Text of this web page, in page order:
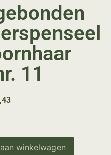
11
winkelwagen